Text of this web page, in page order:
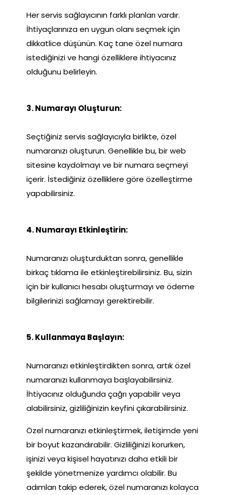
Her servis sağlayıcının farklı planları vardır.
İhtiyaçlarınıza en uygun olanı seçmek için
dikkatlice düşünün. Kaç tane özel numara
istediğinizi ve hangi özelliklere ihtiyacınız
olduğunu belirleyin.
3. Numarayı Oluşturun:
Seçtiğiniz servis sağlayıcıyla birlikte, özel
numaranızı oluşturun. Genellikle bu, bir web
sitesine kaydolmayı ve bir numara seçmeyi
içerir. İstediğiniz özelliklere göre özelleştirme
yapabilirsiniz.
4. Numarayı Etkinleştirin:
Numaranızı oluşturduktan sonra, genellikle
birkaç tıklama ile etkinleştirebilirsiniz. Bu, sizin
için bir kullanıcı hesabı oluşturmayı ve ödeme
bilgilerinizi sağlamayı gerektirebilir.
5. Kullanmaya Başlayın:
Numaranızı etkinleştirdikten sonra, artık özel
numaranızı kullanmaya başlayabilirsiniz.
İhtiyacınız olduğunda çağrı yapabilir veya
alabilirsiniz, gizliliğinizin keyfini çıkarabilirsiniz.
Özel numaranızı etkinleştirmek, iletişimde yeni
bir boyut kazandırabilir. Gizliliğinizi korurken,
işinizi veya kişisel hayatınızı daha etkili bir
şekilde yönetmenize yardımcı olabilir. Bu
adımları takip ederek, özel numaranızı kolayca